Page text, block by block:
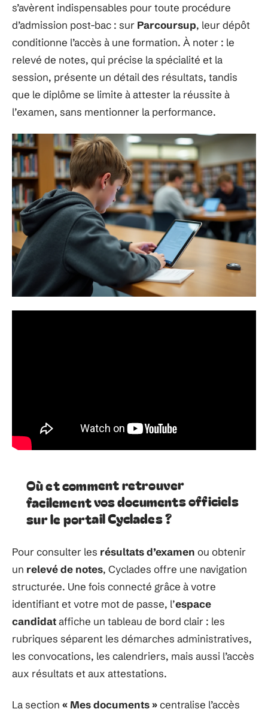
s’avèrent indispensables pour toute procédure
d’admission post-bac : sur Parcoursup, leur dépôt
conditionne l’accès à une formation. À noter : le
relevé de notes, qui précise la spécialité et la
session, présente un détail des résultats, tandis
que le diplôme se limite à attester la réussite à
l’examen, sans mentionner la performance.
Où et comment retrouver
facilement vos documents officiels
sur le portail Cyclades ?
Pour consulter les résultats d’examen ou obtenir
un relevé de notes, Cyclades offre une navigation
structurée. Une fois connecté grâce à votre
identifiant et votre mot de passe, l’espace
candidataffiche un tableau de bord clair : les
rubriques séparent les démarches administratives,
les convocations, les calendriers, mais aussi l’accès
aux résultats et aux attestations.
La section « Mes documents »centralise l’accès